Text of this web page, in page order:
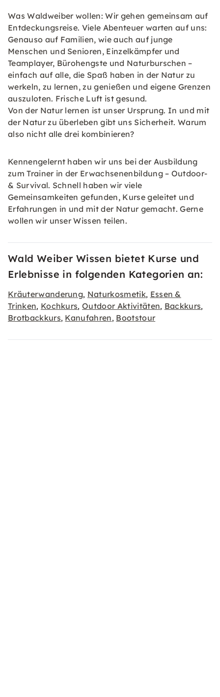
Was Waldweiber wollen: Wir gehen gemeinsam auf
Entdeckungsreise. Viele Abenteuer warten auf uns:
Genauso auf Familien, wie auch auf junge
Menschen und Senioren, Einzelkämpfer und
Teamplayer, Bürohengste und Naturburschen –
einfach auf alle, die Spaß haben in der Natur zu
werkeln, zu lernen, zu genießen und eigene Grenzen
auszuloten. Frische Luft ist gesund.
Von der Natur lernen ist unser Ursprung. In und mit
der Natur zu überleben gibt uns Sicherheit. Warum
also nicht alle drei kombinieren?
Kennengelernt haben wir uns bei der Ausbildung
zum Trainer in der Erwachsenenbildung – Outdoor-
& Survival. Schnell haben wir viele
Gemeinsamkeiten gefunden, Kurse geleitet und
Erfahrungen in und mit der Natur gemacht. Gerne
wollen wir unser Wissen teilen.
Wald Weiber Wissen bietet Kurse und
Erlebnisse in folgenden Kategorien an:
Kräuterwanderung, Naturkosmetik, Essen &
Trinken, Kochkurs,Outdoor Aktivitäten, Backkurs,
Brotbackkurs, Kanufahren, Bootstour